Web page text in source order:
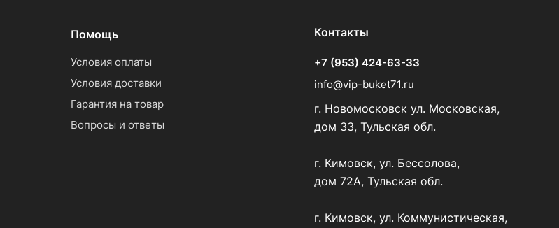
Помощь
Условия оплаты
Условия доставки
Гарантия на товар
Вопросы и ответы
Контакты
+7 (953) 424-63-33
info@vip-buket71.ru
г. Новомосковск ул. Московская,
дом 33, Тульская обл.
г. Кимовск, ул. Бессолова,
дом 72А, Тульская обл.
г. Кимовск, ул. Коммунистическая,